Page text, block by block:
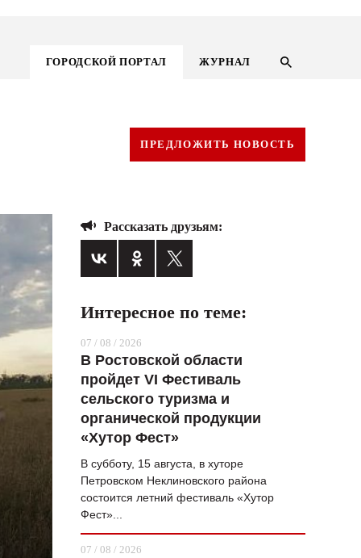
ГОРОДСКОЙ ПОРТАЛ ЖУРНАЛ
ГОРОДСКОЙ ПОРТАЛ
ВОПРОС НЕДЕЛИ
СТИЛЬ ЖИЗНИ
ХАЙП
ЧЕЛОВЕК ОСОБЕННЫЙ
ПРЕДЛОЖИТЬ НОВОСТЬ
Рассказать друзьям:
Интересное по теме:
07 / 08 / 2026
В Ростовской области
пройдет VI Фестиваль
сельского туризма и
органической продукции
«Хутор Фест»
В субботу, 15 августа, в хуторе
Петровском Неклиновского района
состоится летний фестиваль «Хутор
Фест»...
07 / 08 / 2026